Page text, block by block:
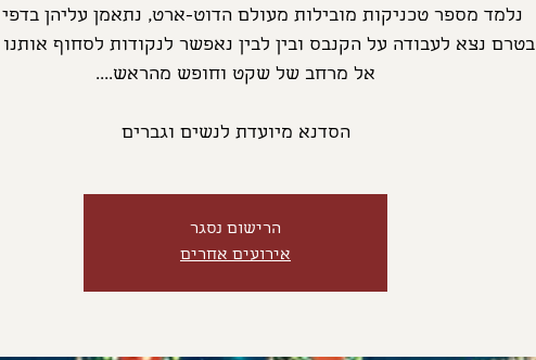
בטרם נצא לעבודה על הקנבס ובין לבין נאפשר לנקודות לסחוף
הסדנא מיועדת לנשים וגברים
הרישום נסגר
אירועים אחרים